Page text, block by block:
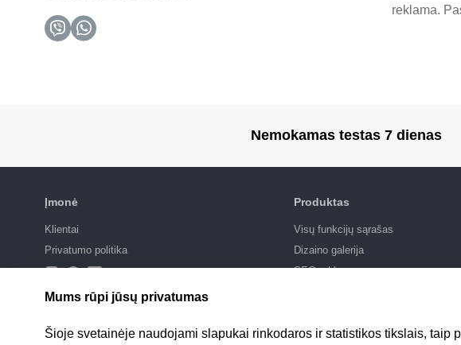
reklama.
Nemokamas testas 7 dienas
Įmonė
Klientai
Privatumo politika
Produktas
Visų funkcijų sąrašas
Dizaino galerija
SEO reklama
Mums rūpi jūsų privatumas
Šioje svetainėje naudojami slapukai rinkodaros ir statistikos tikslais, taip